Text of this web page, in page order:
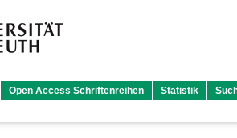
Open Access Schriftenreihen Statistik